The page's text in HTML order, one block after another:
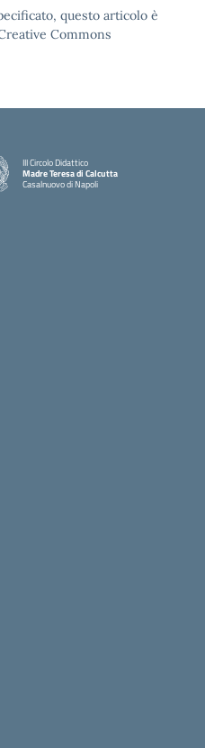
questo articolo è
Commons
III Circolo Didattico
Madre Teresa di Calcutta
Casalnuovo di Napoli
— Visita la pagina iniziale della scuola